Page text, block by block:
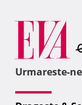
Urmareste-